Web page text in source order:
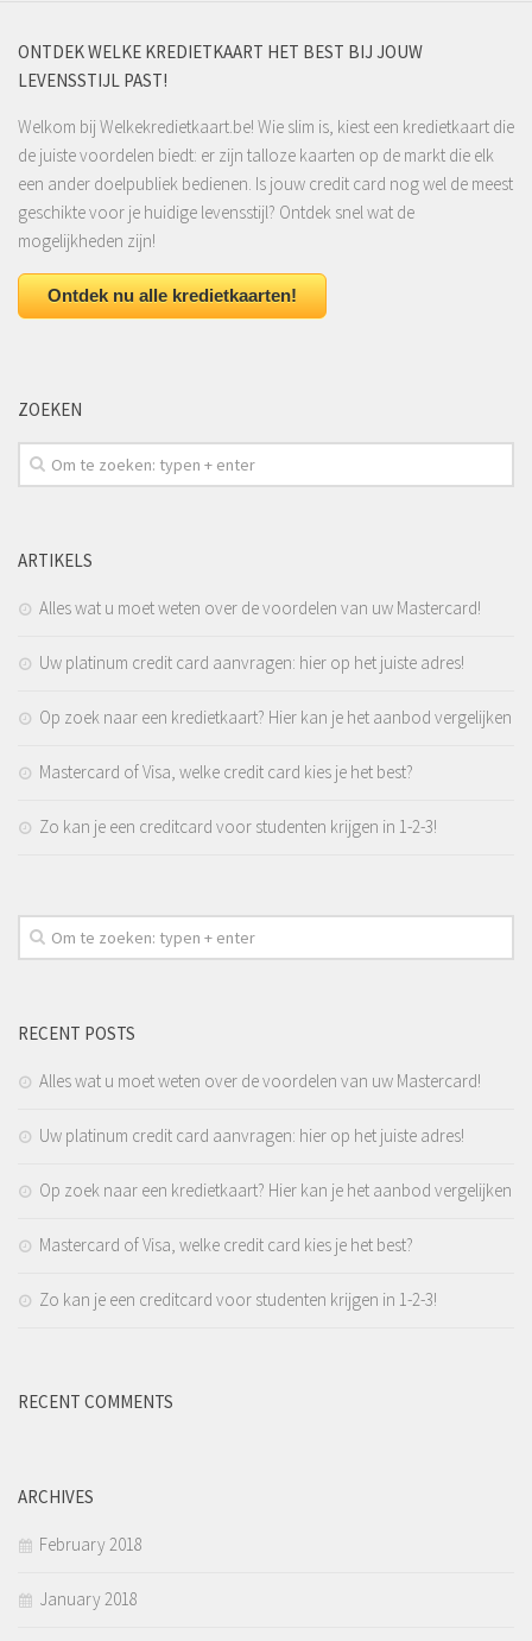
ONTDEK WELKE KREDIETKAART HET BEST BIJ JOUW
LEVENSSTIJL PAST!
Welkom bij Welkekredietkaart.be! Wie slim is, kiest een kredietkaart die
de juiste voordelen biedt: er zijn talloze kaarten op de markt die elk
een ander doelpubliek bedienen. Is jouw credit card nog wel de meest
geschikte voor je huidige levensstijl? Ontdek snel wat de
mogelijkheden zijn!
Ontdek nu alle kredietkaarten!
ZOEKEN
ARTIKELS
Alles wat u moet weten over de voordelen van uw Mastercard!
Uw platinum credit card aanvragen: hier op het juiste adres!
Op zoek naar een kredietkaart? Hier kan je het aanbod vergelijken
Mastercard of Visa, welke credit card kies je het best?
Zo kan je een creditcard voor studenten krijgen in 1-2-3!
RECENT POSTS
Alles wat u moet weten over de voordelen van uw Mastercard!
Uw platinum credit card aanvragen: hier op het juiste adres!
Op zoek naar een kredietkaart? Hier kan je het aanbod vergelijken
Mastercard of Visa, welke credit card kies je het best?
Zo kan je een creditcard voor studenten krijgen in 1-2-3!
RECENT COMMENTS
ARCHIVES
February 2018
January 2018